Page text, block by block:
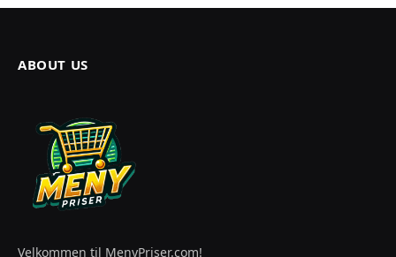
ABOUT US
Velkommen til MenyPriser.com!